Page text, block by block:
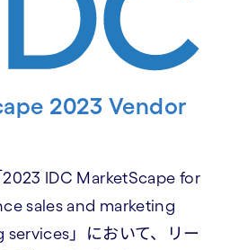
2023 Vendor
IDC MarketScape for
sales and marketing
」において、リー